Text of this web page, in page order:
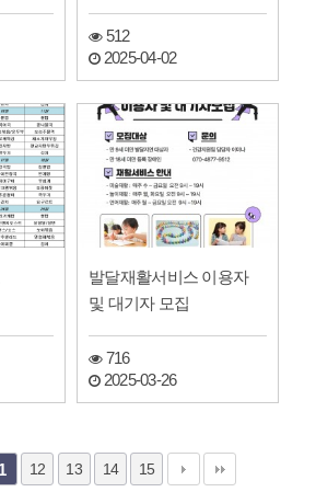
512
2025-04-02
발달재활서비스 이용자
및 대기자 모집
716
2025-03-26
12 13 14 15